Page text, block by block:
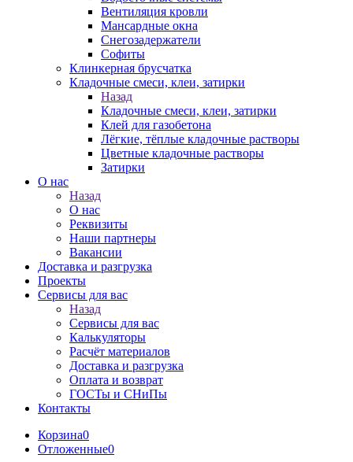
Вентиляция кровли
Мансардные окна
Снегозадержатели
Софиты
Клинкерная брусчатка
Кладочные смеси, клеи, затирки
Назад
Кладочные смеси, клеи, затирки
Клей для газобетона
Лёгкие, тёплые кладочные растворы
Цветные кладочные растворы
Затирки
О нас
Назад
О нас
Реквизиты
Наши партнеры
Вакансии
Доставка и разгрузка
Проекты
Сервисы для вас
Назад
Сервисы для вас
Калькуляторы
Расчёт материалов
Доставка и разгрузка
Оплата и возврат
ГОСТы и СНиПы
Контакты
Корзина0
Отложенные0